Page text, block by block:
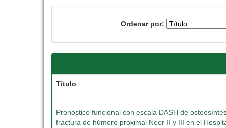
Ordenar por:
Título
Pronóstico funcional con escala DASH de
fractura de húmero proximal Neer II y III en el